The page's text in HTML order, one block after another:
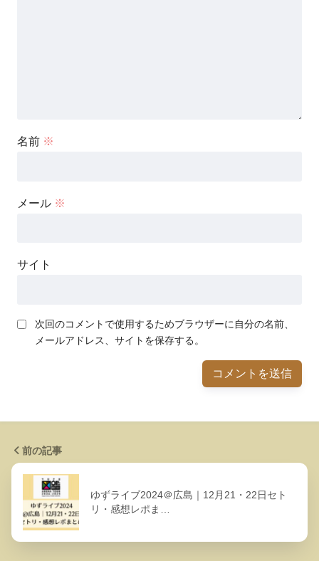
名前 ※
メール ※
サイト
次回のコメントで使用するためブラウザーに自分の名前、
メールアドレス、サイトを保存する。
前の記事
ゆずライブ2024＠広島｜12月21・22日セト
リ・感想レポま…